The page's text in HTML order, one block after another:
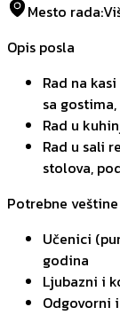
Mesto rada:
Opis posla
Rad na
sa
Rad u
Rad u sali
stolova,
Potrebne veštine
Učenici
godina
Ljubazni i
Odgovorni